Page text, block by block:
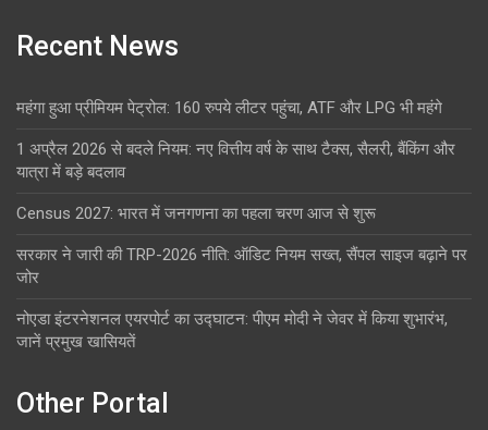
Recent News
महंगा हुआ प्रीमियम पेट्रोल: 160 रुपये लीटर पहुंचा, ATF और LPG भी महंगे
1 अप्रैल 2026 से बदले नियम: नए वित्तीय वर्ष के साथ टैक्स, सैलरी, बैंकिंग और
यात्रा में बड़े बदलाव
Census 2027: भारत में जनगणना का पहला चरण आज से शुरू
सरकार ने जारी की TRP-2026 नीति: ऑडिट नियम सख्त, सैंपल साइज बढ़ाने पर
जोर
नोएडा इंटरनेशनल एयरपोर्ट का उद्घाटन: पीएम मोदी ने जेवर में किया शुभारंभ,
जानें प्रमुख खासियतें
Other Portal